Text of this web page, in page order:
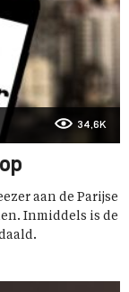
34,6K
aan de Parijse
Inmiddels is de